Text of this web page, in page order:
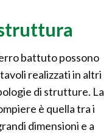
battuto possono
realizzati in altri
di strutture. La
è quella tra i
dimensioni e a